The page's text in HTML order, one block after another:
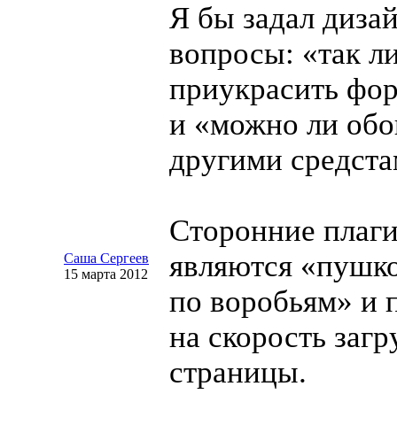
Саша Сергеев
15 марта 2012
Я бы задал
вопросы: «так
приукрасить
и «можно ли
другими
Сторонние
являются
по воробьям» и
на скорость
страницы.